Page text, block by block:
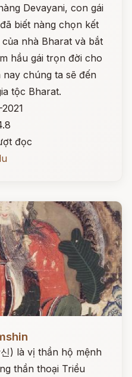
Devayani, con gái
biết nàng chọn kết
nhà Bharat và bắt
hầu gái trọn đời cho
chúng ta sẽ đến
tộc Bharat.
đọc
) là vị thần hộ mệnh
thần thoại Triều